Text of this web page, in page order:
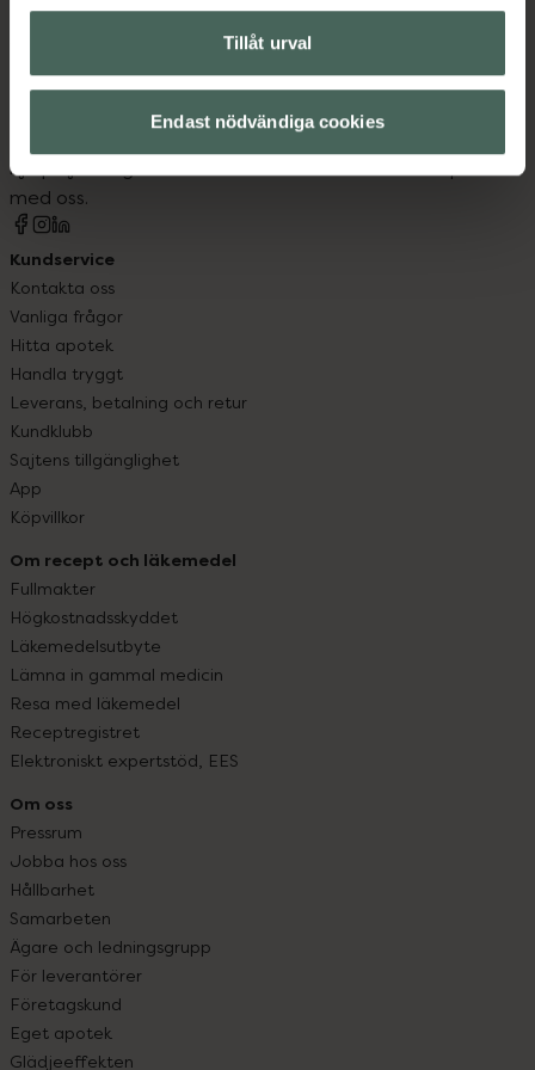
Tillåt urval
Endast nödvändiga cookies
Kronans Apotek finns här för dig. Du hittar oss från Skåne i
datorn. Oavsett vem du är så är det vårt uppdrag att
hjälpa just dig att må lite bättre. Välkommen att prata
med oss.
Kundservice
Kontakta oss
Vanliga frågor
Hitta apotek
Handla tryggt
Leverans, betalning och retur
Kundklubb
Sajtens tillgänglighet
App
Köpvillkor
Om recept och läkemedel
Fullmakter
Högkostnadsskyddet
Läkemedelsutbyte
Lämna in gammal medicin
Resa med läkemedel
Receptregistret
Elektroniskt expertstöd, EES
Om oss
Pressrum
Jobba hos oss
Hållbarhet
Samarbeten
Ägare och ledningsgrupp
För leverantörer
Företagskund
Eget apotek
Glädjeeffekten